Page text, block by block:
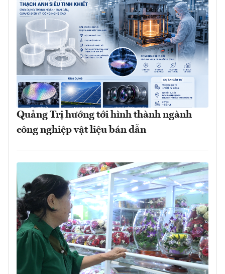
Quảng Trị hướng tới hình thành ngành
công nghiệp vật liệu bán dẫn